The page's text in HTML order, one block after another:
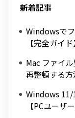
新着記事
Windowsで
【完全ガイド
Mac ファイ
再整頓する
Windows 11/
【PCユーザ